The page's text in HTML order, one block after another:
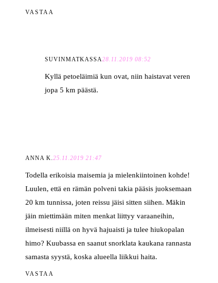
VASTAA
SUVINMATKASSA28.11.2019 08:52
Kyllä petoeläimiä kun ovat, niin haistavat veren
jopa 5 km päästä.
ANNA K.25.11.2019 21:47
Todella erikoisia maisemia ja mielenkiintoinen kohde!
Luulen, että en rämän polveni takia pääsis juoksemaan
20 km tunnissa, joten reissu jäisi sitten siihen. Mäkin
jäin miettimään miten menkat liittyy varaaneihin,
ilmeisesti niillä on hyvä hajuaisti ja tulee hiukopalan
himo? Kuubassa en saanut snorklata kaukana rannasta
samasta syystä, koska alueella liikkui haita.
VASTAA